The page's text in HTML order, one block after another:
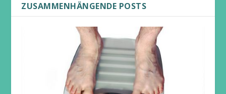
ZUSAMMENHÄNGENDE POSTS